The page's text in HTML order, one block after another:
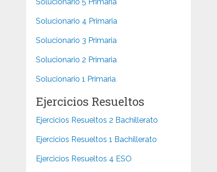
Solucionario 4 Primaria
Solucionario 3 Primaria
Solucionario 2 Primaria
Solucionario 1 Primaria
Ejercicios Resueltos
Ejercicios Resueltos 2 Bachillerato
Ejercicios Resueltos 1 Bachillerato
Ejercicios Resueltos 4 ESO